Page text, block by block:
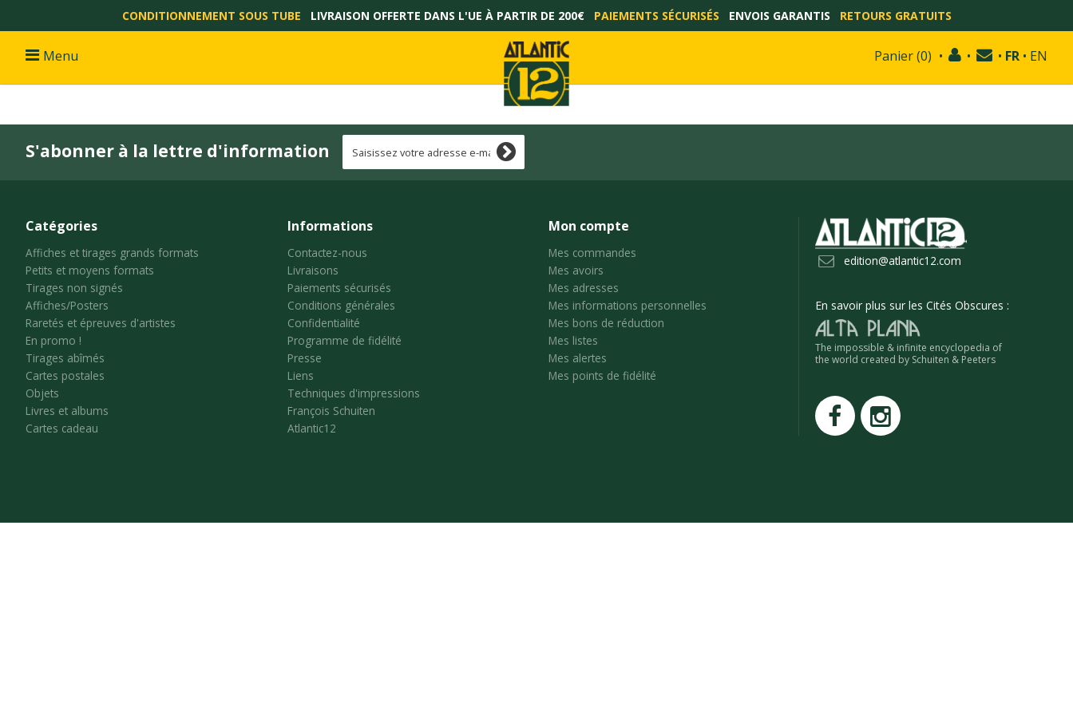
CONDITIONNEMENT SOUS TUBE LIVRAISON OFFERTE DANS L'UE À PARTIR DE 200€ PAIEMENTS SÉCURISÉS ENVOIS GARANTIS RETOURS GRATUITS
Panier(0) • • • FR • EN
Menu
S'abonner à la lettre d'information
Catégories
Affiches et tirages grands formats
Petits et moyens formats
Tirages non signés
Affiches/Posters
Raretés et épreuves d'artistes
En promo !
Tirages abîmés
Cartes postales
Objets
Livres et albums
Cartes cadeau
Informations
Contactez-nous
Livraisons
Paiements sécurisés
Conditions générales
Confidentialité
Programme de fidélité
Presse
Liens
Techniques d'impressions
François Schuiten
Atlantic12
Mon compte
Mes commandes
Mes avoirs
Mes adresses
Mes informations personnelles
Mes bons de réduction
Mes listes
Mes alertes
Mes points de fidélité
edition@atlantic12.com
En savoir plus sur les Cités Obscures :
The impossible & infinite encyclopedia of
the world created by Schuiten & Peeters